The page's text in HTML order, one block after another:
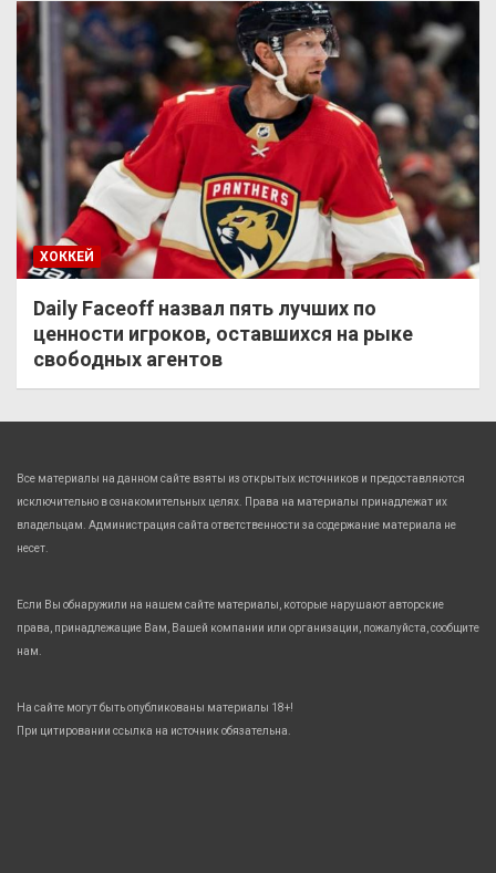
ХОККЕЙ
Daily Faceoff назвал пять лучших по
ценности игроков, оставшихся на рыке
свободных агентов
Все материалы на данном сайте взяты из открытых источников и предоставляются
исключительно в ознакомительных целях. Права на материалы принадлежат их
владельцам. Администрация сайта ответственности за содержание материала не
несет.
Если Вы обнаружили на нашем сайте материалы, которые нарушают авторские
права, принадлежащие Вам, Вашей компании или организации, пожалуйста, сообщите
нам.
На сайте могут быть опубликованы материалы 18+!
При цитировании ссылка на источник обязательна.